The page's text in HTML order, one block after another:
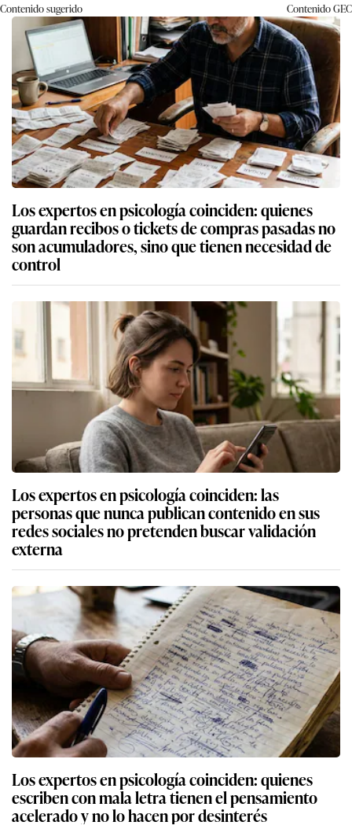
Contenido sugerido ContenidoGEC
Los expertos en psicología coinciden: quienes
guardan recibos o tickets de compras pasadas no
son acumuladores, sino que tienen necesidad de
control
Los expertos en psicología coinciden: las
personas que nunca publican contenido en sus
redes sociales no pretenden buscar validación
externa
Los expertos en psicología coinciden: quienes
escriben con mala letra tienen el pensamiento
acelerado y no lo hacen por desinterés